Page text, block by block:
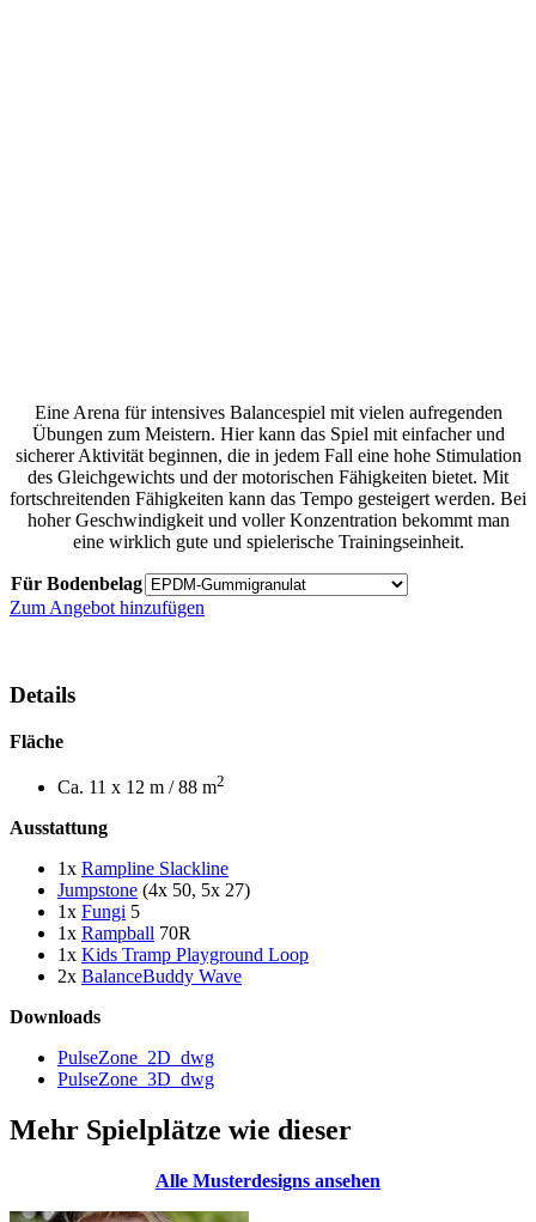
Eine Arena für intensives Balancespiel mit vielen aufregenden
Übungen zum Meistern. Hier kann das Spiel mit einfacher und
sicherer Aktivität beginnen, die in jedem Fall eine hohe Stimulation
des Gleichgewichts und der motorischen Fähigkeiten bietet. Mit
fortschreitenden Fähigkeiten kann das Tempo gesteigert werden. Bei
hoher Geschwindigkeit und voller Konzentration bekommt man
eine wirklich gute und spielerische Trainingseinheit.
Für Bodenbelag
PULSE
Zum Angebot hinzufügen
Details
Fläche
Ca. 11 x 12 m / 88 m2
Ausstattung
1x Rampline Slackline
Jumpstone (4x 50, 5x 27)
1x Fungi 5
1x Rampball 70R
1x Kids Tramp Playground Loop
2x BalanceBuddy Wave
Downloads
PulseZone_2D_dwg
PulseZone_3D_dwg
Mehr Spielplätze wie dieser
Alle Musterdesigns ansehen